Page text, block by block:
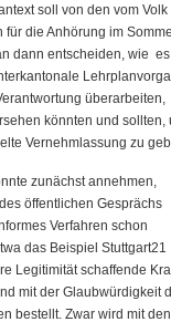
soll von den vom Volk
die Anhörung im
dann entscheiden, wie es
überarbeiten,
könnten und sollten,
Vernehmlassung zu
zunächst annehmen,
öffentlichen Gesprächs
Verfahren schon
das Beispiel Stuttgart21
Legitimität schaffende
mit der Glaubwürdigkeit
bestellt. Zwar wird mit den